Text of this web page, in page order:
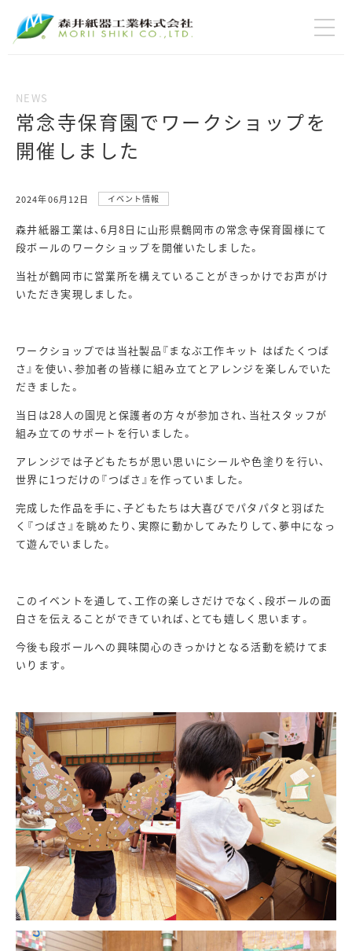
常念寺保育園でワークショップを
開催しました
2024年06月12日 イベント情報
森井紙器工業は、6月8日に山形県鶴岡市の常念寺保育園様にて
段ボールのワークショップを開催いたしました。
当社が鶴岡市に営業所を構えていることがきっかけでお声がけ
いただき実現しました。
ワークショップでは当社製品『まなぶ工作キット はばたくつば
さ』を使い、参加者の皆様に組み立てとアレンジを楽しんでいた
だきました。
当日は28人の園児と保護者の方々が参加され、当社スタッフが
組み立てのサポートを行いました。
アレンジでは子どもたちが思い思いにシールや色塗りを行い、
世界に1つだけの『つばさ』を作っていました。
完成した作品を手に、子どもたちは大喜びでパタパタと羽ばた
く『つばさ』を眺めたり、実際に動かしてみたりして、夢中になっ
て遊んでいました。
このイベントを通して、工作の楽しさだけでなく、段ボールの面
白さを伝えることができていれば、とても嬉しく思います。
今後も段ボールへの興味関心のきっかけとなる活動を続けてま
いります。